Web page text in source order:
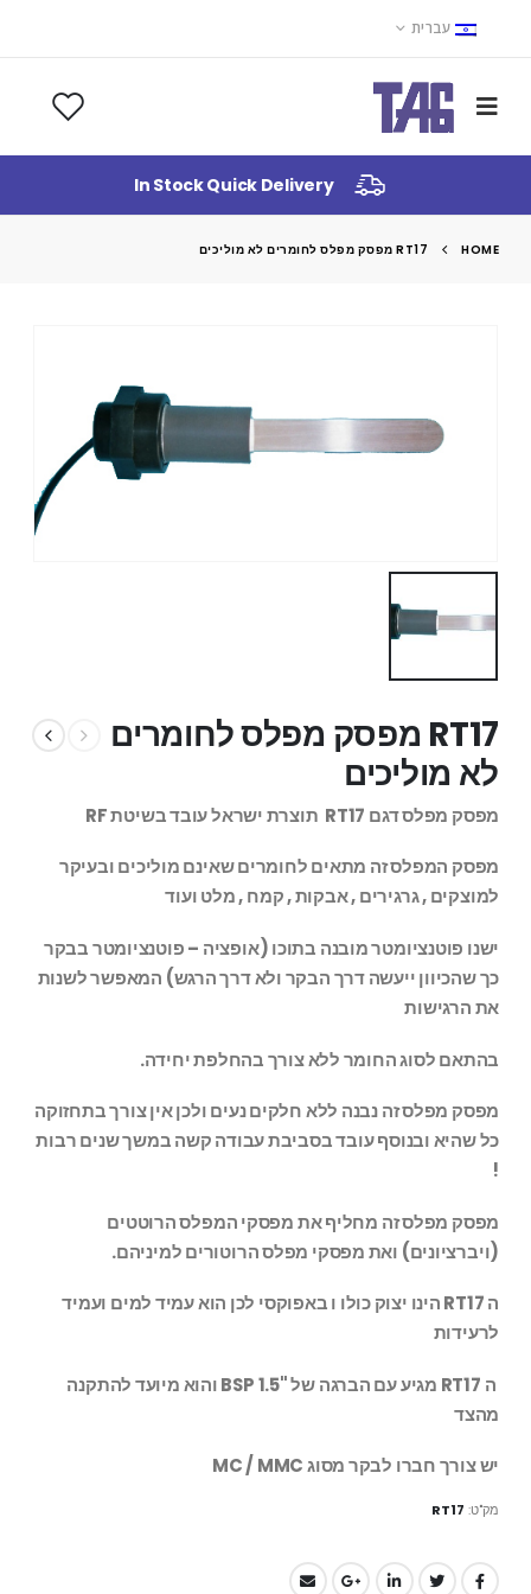
עברית
In Stock Quick Delivery
HOME RT17 מפסק מפלס לחומרים לא מוליכים
RT17 מפסק מפלס לחומרים
לא מוליכים
מפסק מפלס דגם RT17 תוצרת ישראל עובד בשיטת RF
מפסק המפלס זה מתאים לחומרים שאינם מוליכים ובעיקר
למוצקים , גרגירים , אבקות , קמח , מלט ועוד
ישנו פוטנציומטר מובנה בתוכו (אופציה – פוטנציומטר בבקר
כך שהכיוון ייעשה דרך הבקר ולא דרך הרגש) המאפשר לשנות
את הרגישות
בהתאם לסוג החומר ללא צורך בהחלפת יחידה.
מפסק מפלס זה נבנה ללא חלקים נעים ולכן אין צורך בתחזוקה
כל שהיא ובנוסף עובד בסביבת עבודה קשה במשך שנים רבות
!
מפסק מפלס זה מחליף את מפסקי המפלס הרוטטים
(ויברציונים) ואת מפסקי מפלס הרוטורים למיניהם.
ה RT17 הינו יצוק כולו ו באפוקסי לכן הוא עמיד למים ועמיד
לרעידות
ה RT17 מגיע עם הברגה של "1.5 BSP והוא מיועד להתקנה
מהצד
יש צורך חברו לבקר מסוג MC / MMC
מק"ט: RT17